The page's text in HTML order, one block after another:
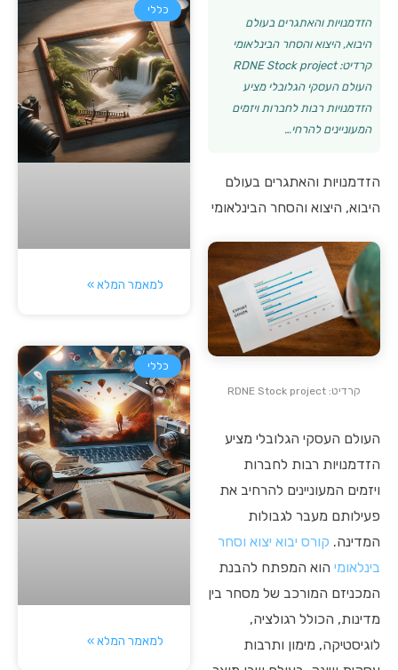
הזדמנויות והאתגרים בעולם
היבוא, היצוא והסחר הבינלאומי
קרדיט: RDNE Stock project
העולם העסקי הגלובלי מציע
הזדמנויות רבות לחברות ויזמים
המעוניינים להרחי…
הזדמנויות והאתגרים בעולם
היבוא, היצוא והסחר הבינלאומי
קרדיט: RDNE Stock project
העולם העסקי הגלובלי מציע
הזדמנויות רבות לחברות
ויזמים המעוניינים להרחיב את
פעילותם מעבר לגבולות
המדינה. קורס יבוא יצוא וסחר
בינלאומי הוא המפתח להבנת
המכניזם המורכב של מסחר בין
מדינות, הכולל רגולציה,
לוגיסטיקה, מימון ותרבות
כללי
למאמר המלא »
כללי
למאמר המלא »